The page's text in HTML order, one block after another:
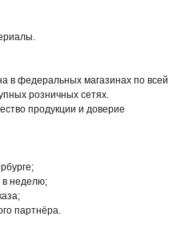
в федеральных магазинах по всей
розничных сетях.
продукции и доверие
в неделю;
партнёра.